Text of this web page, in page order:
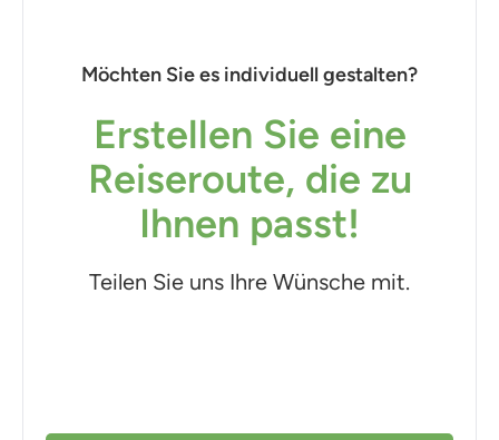
Möchten Sie es individuell gestalten?
Erstellen Sie eine
Reiseroute, die zu
Ihnen passt!
Teilen Sie uns Ihre Wünsche mit.